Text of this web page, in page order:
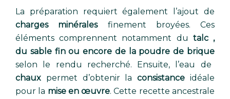
La préparation requiert également l’ajout de
charges minéralesfinement broyées. Ces
éléments comprennent notamment du talc ,
du sable fin ou encore de la poudre de brique
selon le rendu recherché. Ensuite, l’eau de
chaux permet d’obtenir laconsistance idéale
pour la mise en œuvre. Cette recette ancestrale